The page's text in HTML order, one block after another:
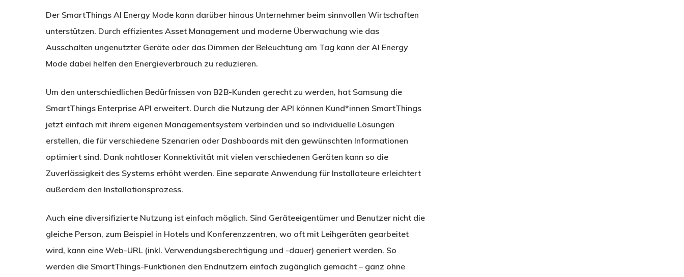
Der SmartThings AI Energy Mode kann darüber hinaus Unternehmer beim sinnvollen Wirtschaften
unterstützen. Durch effizientes Asset Management und moderne Überwachung wie das
Ausschalten ungenutzter Geräte oder das Dimmen der Beleuchtung am Tag kann der AI Energy
Mode dabei helfen den Energieverbrauch zu reduzieren.
Um den unterschiedlichen Bedürfnissen von B2B-Kunden gerecht zu werden, hat Samsung die
SmartThings Enterprise API erweitert. Durch die Nutzung der API können Kund*innen SmartThings
jetzt einfach mit ihrem eigenen Managementsystem verbinden und so individuelle Lösungen
erstellen, die für verschiedene Szenarien oder Dashboards mit den gewünschten Informationen
optimiert sind. Dank nahtloser Konnektivität mit vielen verschiedenen Geräten kann so die
Zuverlässigkeit des Systems erhöht werden. Eine separate Anwendung für Installateure erleichtert
außerdem den Installationsprozess.
Auch eine diversifizierte Nutzung ist einfach möglich. Sind Geräteeigentümer und Benutzer nicht die
gleiche Person, zum Beispiel in Hotels und Konferenzzentren, wo oft mit Leihgeräten gearbeitet
wird, kann eine Web-URL (inkl. Verwendungsberechtigung und -dauer) generiert werden. So
werden die SmartThings-Funktionen den Endnutzern einfach zugänglich gemacht – ganz ohne